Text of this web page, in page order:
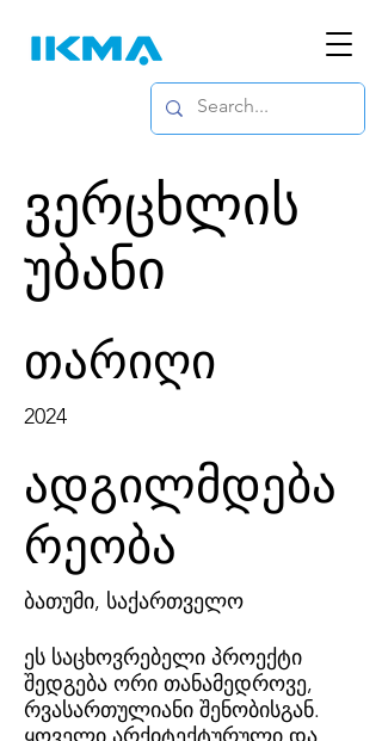
ვერცხლის
უბანი
თარიღი
2024
ადგილმდება
რეობა
ბათუმი, საქართველო
ეს საცხოვრებელი პროექტი
შედგება ორი თანამედროვე,
რვასართულიანი შენობისგან.